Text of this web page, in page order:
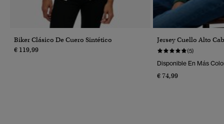
Biker Clásico De Cuero Sintético
€ 119,99
Jersey Cuello Alto
(5)
Disponible En Más
€ 74,99